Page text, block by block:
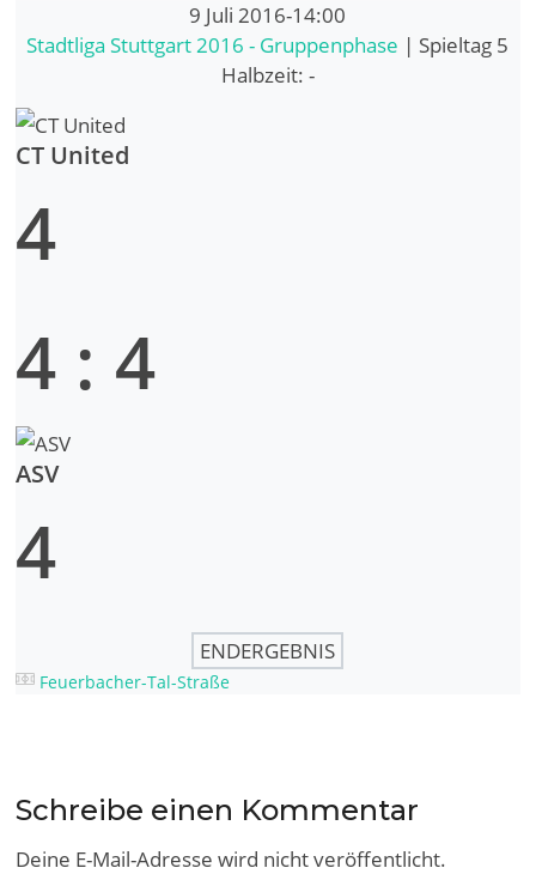
9 Juli 2016-14:00
Stadtliga Stuttgart 2016 - Gruppenphase | Spieltag 5
Halbzeit: -
CT United
4
4 : 4
ASV
4
ENDERGEBNIS
Feuerbacher-Tal-Straße
Schreibe einen Kommentar
Deine E-Mail-Adresse wird nicht veröffentlicht.